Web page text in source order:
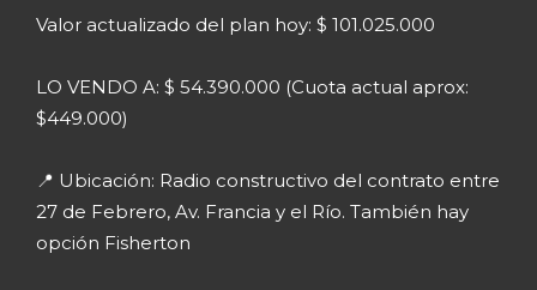
Valor actualizado del plan hoy: $ 101.025.000
LO VENDO A: $ 54.390.000 (Cuota actual aprox:
$449.000)
📍 Ubicación: Radio constructivo del contrato entre
27 de Febrero, Av. Francia y el Río. También hay
opción Fisherton